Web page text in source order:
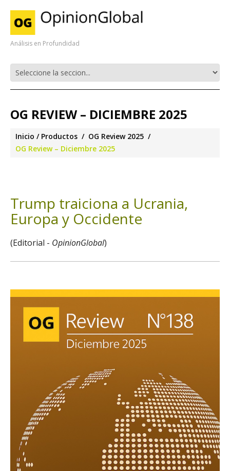
Análisis en Profundidad
OG REVIEW – DICIEMBRE 2025
Inicio Productos
OG Review 2025
OG Review – Diciembre 2025
Trump traiciona a Ucrania,
Europa y Occidente
(Editorial - OpinionGlobal)